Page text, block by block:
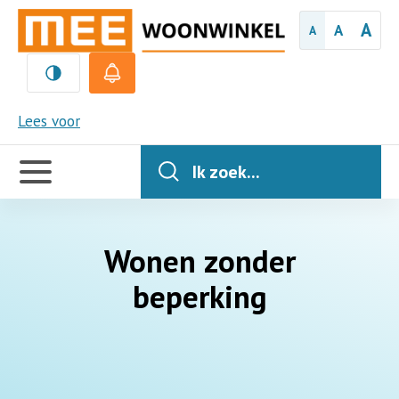
A A A
Lees voor
MEE
Handige
links
Ik zoek...
Wonen zonder
beperking